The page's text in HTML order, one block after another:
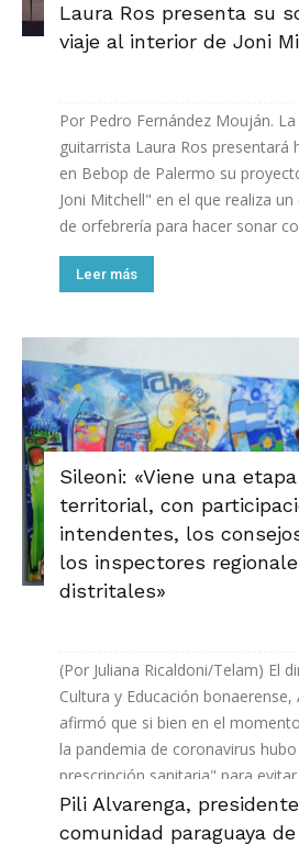
Laura Ros presenta su
viaje al interior de Joni
Por Pedro Fernández Mouján.
guitarrista Laura Ros presentará
en Bebop de Palermo su
Joni Mitchell" en el que realiza
de orfebrería para hacer sonar
Leer más
Sileoni: «Viene una
territorial, con
intendentes, los
los inspectores
distritales»
(Por Juliana Ricaldoni/Telam) El
Cultura y Educación bonaerense,
afirmó que si bien en el
la pandemia de coronavirus
prescripción sanitaria" para
actualidad se...
Pili Alvarenga,
comunidad paraguaya